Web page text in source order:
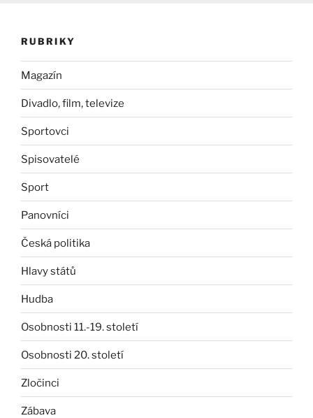
RUBRIKY
Magazín
Divadlo, film, televize
Sportovci
Spisovatelé
Sport
Panovníci
Česká politika
Hlavy států
Hudba
Osobnosti 11.-19. století
Osobnosti 20. století
Zločinci
Zábava